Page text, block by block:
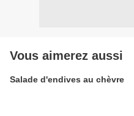
Vous aimerez aussi
Salade d'endives au chèvre